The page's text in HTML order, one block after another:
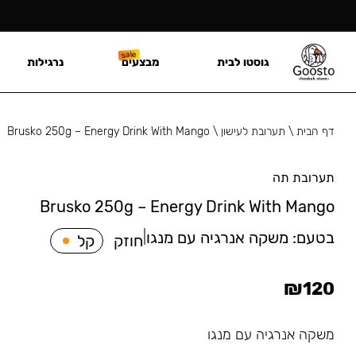
דף הבית\ תערובת לעישון \
Brusko 250g – Energy Drink With Mango
תערובת תה
Brusko 250g – Energy Drink With Mango
בטעם: משקה אנרגיה עם מנגו חוזק קל
₪120
משקה אנרגיה עם מנגו
גוסטו לבית מבצעים נרגילות